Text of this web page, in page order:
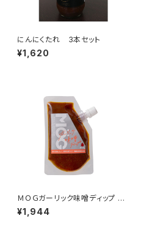
にんにくたれ 3本セット
¥1,620
ＭＯＧガーリック味噌ディップ 3
本セット
¥1,944